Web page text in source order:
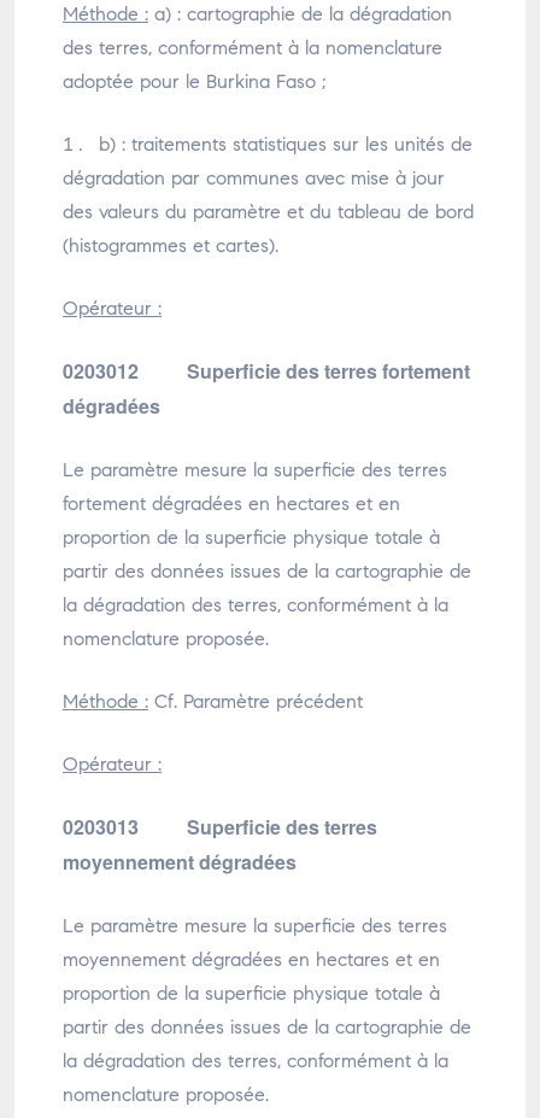
Méthode : a) : cartographie de la dégradation
des terres, conformément à la nomenclature
adoptée pour le Burkina Faso ;
b) : traitements statistiques sur les unités de
dégradation par communes avec mise à jour
des valeurs du paramètre et du tableau de bord
(histogrammes et cartes).
Opérateur :
0203012 Superficie des terres fortement
dégradées
Le paramètre mesure la superficie des terres
fortement dégradées en hectares et en
proportion de la superficie physique totale à
partir des données issues de la cartographie de
la dégradation des terres, conformément à la
nomenclature proposée.
Méthode : Cf. Paramètre précédent
Opérateur :
0203013 Superficie des terres
moyennement dégradées
Le paramètre mesure la superficie des terres
moyennement dégradées en hectares et en
proportion de la superficie physique totale à
partir des données issues de la cartographie de
la dégradation des terres, conformément à la
nomenclature proposée.